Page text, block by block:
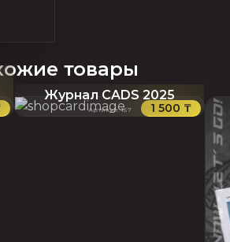
товары
1 500 ₸
Журнал CADS 2025
Артикул:157